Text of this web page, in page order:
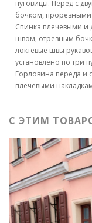
пуговицы. Перед с
бочком, прорезными
Спинка плечевыми и
швом, отрезным
локтевые швы
установлено по три
Горловина переда и
плечевыми
С ЭТИМ